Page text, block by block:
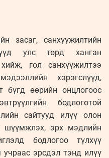
засаг, санхүүжилтийн
улс төрд ханган
гол санхүүжилтээ
хэрэгслүүд,
бүгд өөрийн онцлогоос
бодлоготой
сайтууд илүү олон
шүүмжлэх, эрх мэдлийн
бодлогоо түлхүү
учраас эрсдэл тэнд илүү